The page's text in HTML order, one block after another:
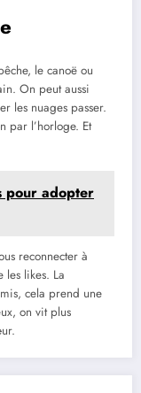
le canoë ou
On peut aussi
les nuages passer.
par l’horloge. Et
pour adopter
reconnecter à
les likes. La
cela prend une
on vit plus